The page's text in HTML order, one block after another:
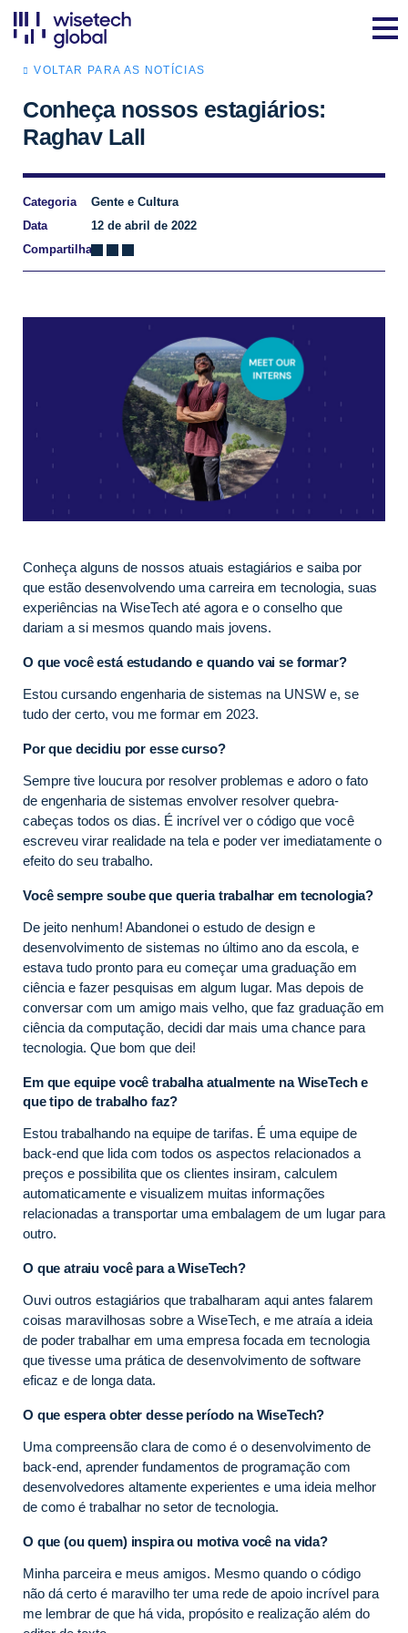
VOLTAR PARA AS NOTÍCIAS
Conheça nossos estagiários:
Raghav Lall
Categoria
Gente e Cultura
Data
12 de abril de 2022
Compartilhar
Conheça alguns de nossos atuais estagiários e saiba por
que estão desenvolvendo uma carreira em tecnologia, suas
experiências na WiseTech até agora e o conselho que
dariam a si mesmos quando mais jovens.
O que você está estudando e quando vai se formar?
Estou cursando engenharia de sistemas na UNSW e, se
tudo der certo, vou me formar em 2023.
Por que decidiu por esse curso?
Sempre tive loucura por resolver problemas e adoro o fato
de engenharia de sistemas envolver resolver quebra-
cabeças todos os dias. É incrível ver o código que você
escreveu virar realidade na tela e poder ver imediatamente o
efeito do seu trabalho.
Você sempre soube que queria trabalhar em tecnologia?
De jeito nenhum! Abandonei o estudo de design e
desenvolvimento de sistemas no último ano da escola, e
estava tudo pronto para eu começar uma graduação em
ciência e fazer pesquisas em algum lugar. Mas depois de
conversar com um amigo mais velho, que faz graduação em
ciência da computação, decidi dar mais uma chance para
tecnologia. Que bom que dei!
Em que equipe você trabalha atualmente na WiseTech e
que tipo de trabalho faz?
Estou trabalhando na equipe de tarifas. É uma equipe de
back-end que lida com todos os aspectos relacionados a
preços e possibilita que os clientes insiram, calculem
automaticamente e visualizem muitas informações
relacionadas a transportar uma embalagem de um lugar para
outro.
O que atraiu você para a WiseTech?
Ouvi outros estagiários que trabalharam aqui antes falarem
coisas maravilhosas sobre a WiseTech, e me atraía a ideia
de poder trabalhar em uma empresa focada em tecnologia
que tivesse uma prática de desenvolvimento de software
eficaz e de longa data.
O que espera obter desse período na WiseTech?
Uma compreensão clara de como é o desenvolvimento de
back-end, aprender fundamentos de programação com
desenvolvedores altamente experientes e uma ideia melhor
de como é trabalhar no setor de tecnologia.
O que (ou quem) inspira ou motiva você na vida?
Minha parceira e meus amigos. Mesmo quando o código
não dá certo é maravilho ter uma rede de apoio incrível para
me lembrar de que há vida, propósito e realização além do